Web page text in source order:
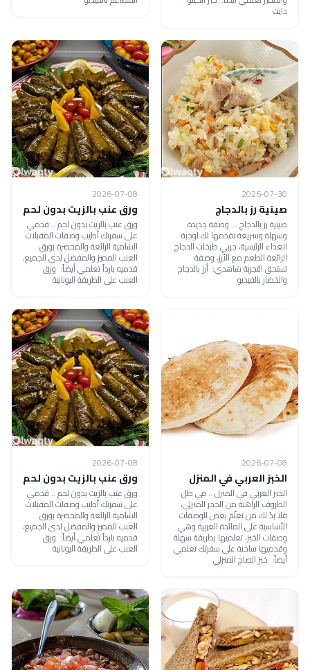
دايت
2026-07-30
صينية رز بالدجاج
صينية رز بالدجاج ... وصفة جديدة
وسهلة وسريعة نقدمها لك لوجبة
الغداء الرئيسية، جربي طبخات الدجاج
الرائعة الطعم مع الأرز، وصفة
تستحق التجربة شاهدي: أرز بالدجاج
والخضار بالفيديو
2026-07-08
ورق عنب بالزيت بدون لحم
ورق عنب بالزيت بدون لحم .. قدمي
على سفرتك أطيب وصفات المقبلات
الشامية الرائعة والمحضرة بورق
العنب المميز والمفضل لدى الجميع،
قدميه بارداً تعلمي أيضاً: ورق
العنب على الطريقة اليونانية
2026-07-08
الخبز العربي في المنزل
الخبز العربي في المنزل .. في ظل
الظروف الراهنة من الحجر المنزلي،
فلا بدّ لك من تعلّم بعض الوصفات
الأساسية على المائدة العربية وهي
وصفات الخبز، تعلميها بطريقة سهلة
وقدميها ساخنة على سفرتك تعلمي
أيضاً: خبز الصاج المنزلي
2026-07-08
ورق عنب بالزيت بدون لحم
ورق عنب بالزيت بدون لحم .. قدمي
على سفرتك أطيب وصفات المقبلات
الشامية الرائعة والمحضرة بورق
العنب المميز والمفضل لدى الجميع،
قدميه بارداً تعلمي أيضاً: ورق
العنب على الطريقة اليونانية